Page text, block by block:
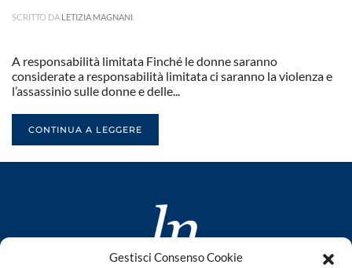
Gestisci Consenso Cookie
SCRITTO DA LETIZIA MAGNANI
A responsabilità limitata Finché le donne saranno
considerate a responsabilità limitata ci saranno la violenza e
l’assassinio sulle donne e delle...
CONTINUA A LEGGERE